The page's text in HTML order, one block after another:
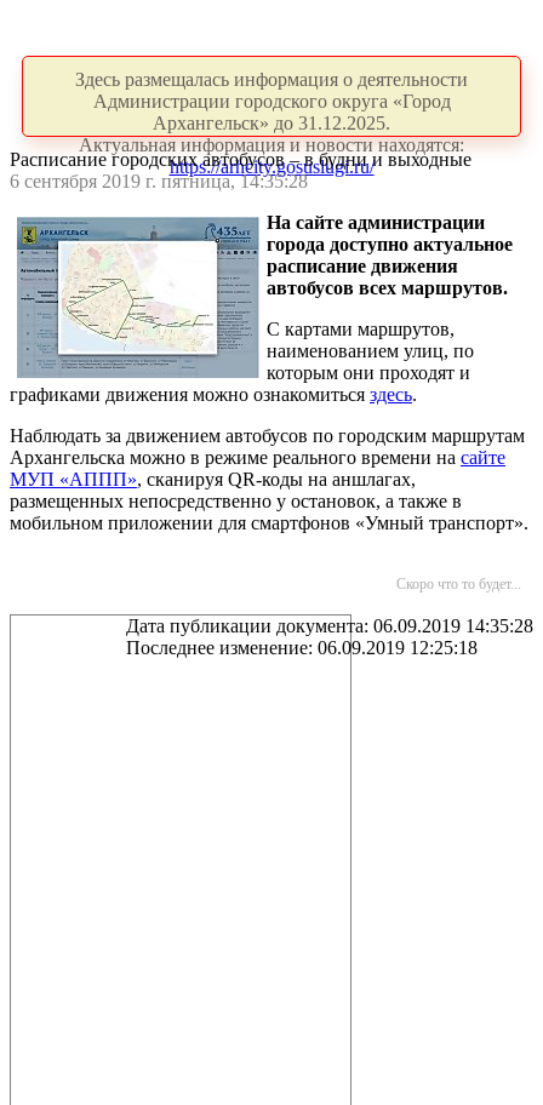
Здесь размещалась информация о деятельности
Администрации городского округа «Город
Архангельск» до 31.12.2025.
Актуальная информация и новости находятся:
https://arhcity.gosuslugi.ru/
Расписание городских автобусов – в будни и выходные
6 сентября 2019 г. пятница, 14:35:28
На сайте администрации
города доступно актуальное
расписание движения
автобусов всех маршрутов.
С картами маршрутов,
наименованием улиц, по
которым они проходят и
графиками движения можно ознакомиться здесь.
Наблюдать за движением автобусов по городским маршрутам
Архангельска можно в режиме реального времени на сайте
МУП «АППП», сканируя QR-коды на аншлагах,
размещенных непосредственно у остановок, а также в
мобильном приложении для смартфонов «Умный транспорт».
Скоро что то будет...
Дата публикации документа: 06.09.2019 14:35:28
Последнее изменение: 06.09.2019 12:25:18